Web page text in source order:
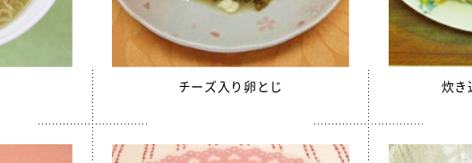
チーズ入り卵とじ 炊き